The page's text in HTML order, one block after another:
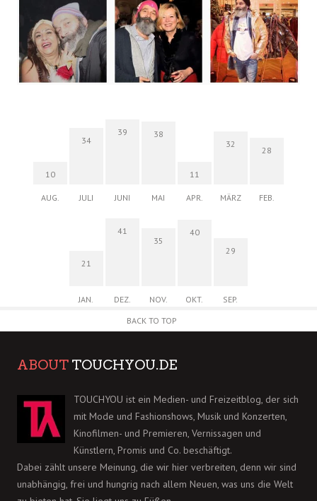
10
AUG.
34
JULI
39
JUNI
38
MAI
11
APR.
32
MÄRZ
28
FEB.
21
JAN.
41
DEZ.
35
NOV.
40
OKT.
29
SEP.
BACK TO TOP
ABOUT TOUCHYOU.DE
TOUCHYOU ist ein Medien- und Freizeitblog, der sich
mit Mode und Fashionshows, Musik und Konzerten,
Kinofilmen- und Premieren, Vernissagen und
Künstlern, Promis und Co. beschäftigt.
Dabei zählt unsere Meinung, die wir hier verbreiten, denn wir sind
unabhängig, frei und hungrig nach allem Neuen, was uns die Welt